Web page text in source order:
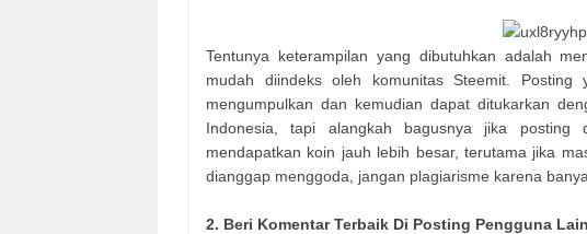
Tentunya keterampilan yang dibutuhkan adalah
mudah diindeks oleh komunitas Steemit. Posting
mengumpulkan dan kemudian dapat ditukarkan
Indonesia, tapi alangkah bagusnya jika posting
mendapatkan koin jauh lebih besar, terutama jika
dianggap menggoda, jangan plagiarisme karena
2. Beri Komentar Terbaik Di Posting Pengguna Lain